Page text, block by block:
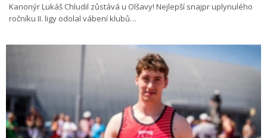
Kanonýr Lukáš Chludil zůstává u Olšavy! Nejlepší snajpr uplynulého
ročníku II. ligy odolal vábení klubů…